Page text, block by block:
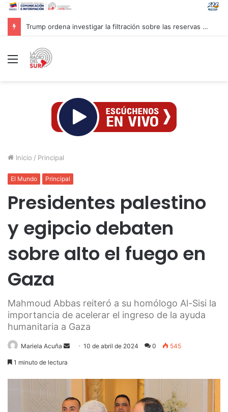
Trump ordena investigar la filtración sobre las reservas de municiones
Menú
Inicio / Principal
El Mundo Principal
Presidentes palestino
y egipcio debaten
sobre alto el fuego en
Gaza
Mahmoud Abbas reiteró a su homólogo Al-Sisi la
importancia de acelerar el ingreso de la ayuda
humanitaria a Gaza
Mariela Acuña
Send10 de abril de 2024 0 545
1 minuto de lectura